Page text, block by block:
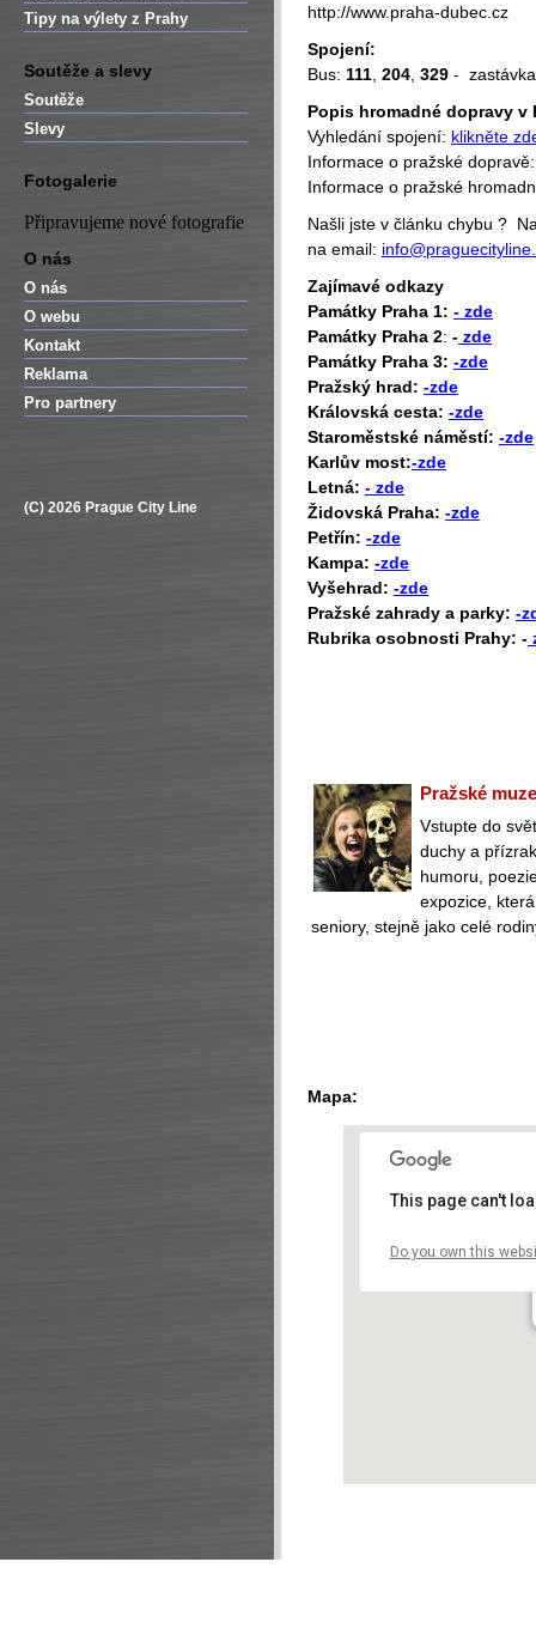
Tipy na výlety z Prahy
Soutěže a slevy
Soutěže
Slevy
Fotogalerie
Připravujeme nové fotografie
O nás
O nás
O webu
Kontakt
Reklama
Pro partnery
(C) 2026 Prague City Line
http://www.praha-dubec.cz
Spojení:
Bus: 111 204 329 -
Popis hromadné dopravy v
Vyhledání spojení: klikněte
Informace o pražské
Informace o pražské
Našli jste v článku chybu ?
na email:
Zajímavé odkazy
Památky Praha 1: - zde
Památky Praha 2: - zde
Památky Praha 3: -zde
Pražský hrad: -zde
Královská cesta: -zde
Staroměstské náměstí: -zde
Karlův most:-zde
Letná: - zde
Židovská Praha: -zde
Petřín: -zde
Kampa: -zde
Vyšehrad: -zde
Pražské zahrady a parky: -
Rubrika osobnosti Prahy: -
Pražské
Vstupte do
duchy a
humoru,
expozice,
seniory, stejně jako celé
Mapa:
This page can't
Do you own this